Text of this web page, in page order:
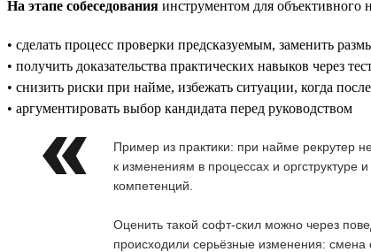
На этапе собеседования инструментом для объективного
• сделать процесс проверки предсказуемым, заменить
• получить доказательства практических навыков через
• снизить риски при найме, избежать ситуации, когда
• аргументировать выбор кандидата перед руководством
Пример из практики: при найме рекрутер
к изменениям в процессах и оргструктуре
компетенций.
Оценить такой софт-скил можно через
происходили серьёзные изменения: